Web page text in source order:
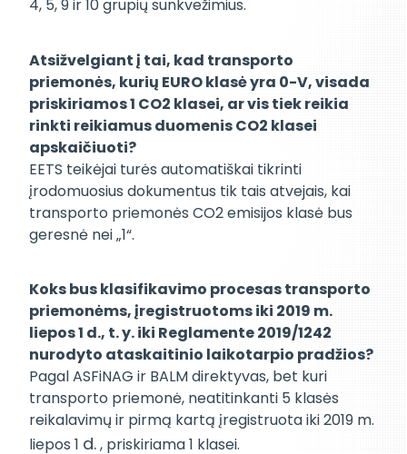
4, 5, 9 ir 10 grupių sunkvežimius.
Atsižvelgiant į tai, kad transporto
priemonės, kurių EURO klasė yra 0-V, visada
priskiriamos 1 CO2 klasei, ar vis tiek reikia
rinkti reikiamus duomenis CO2 klasei
apskaičiuoti?
EETS teikėjai turės automatiškai tikrinti
įrodomuosius dokumentus tik tais atvejais, kai
transporto priemonės CO2 emisijos klasė bus
geresnė nei „1“.
Koks bus klasifikavimo procesas transporto
priemonėms, įregistruotoms iki 2019 m.
liepos 1 d., t. y. iki Reglamente 2019/1242
nurodyto ataskaitinio laikotarpio pradžios?
Pagal ASFiNAG ir BALM direktyvas, bet kuri
transporto priemonė, neatitinkanti 5 klasės
reikalavimų ir pirmą kartą įregistruota iki 2019 m.
liepos 1 d., priskiriama 1 klasei.